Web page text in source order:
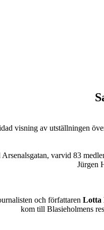
visning av utställningen
varvid 83
Jürgen
och författaren Lotta
kom till Blasieholmens